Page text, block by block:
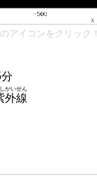
アイコンをクリック！
外線
がいせん